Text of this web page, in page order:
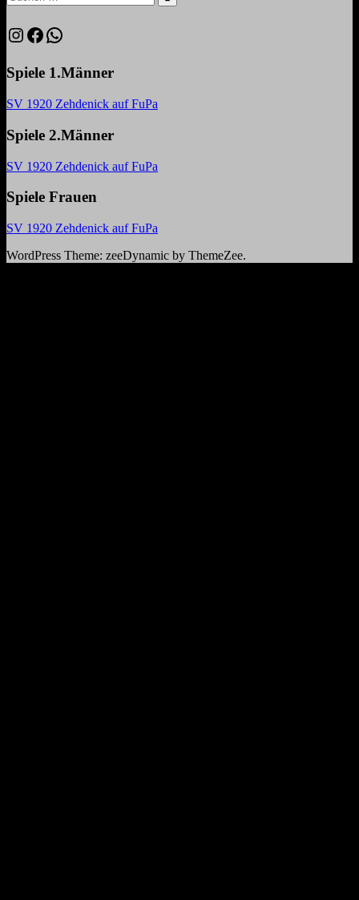
nach:
Suchen
Instagram
Facebook
WhatsApp
Spiele 1.Männer
SV 1920 Zehdenick auf FuPa
Spiele 2.Männer
SV 1920 Zehdenick auf FuPa
Spiele Frauen
SV 1920 Zehdenick auf FuPa
WordPress Theme: zeeDynamic by ThemeZee.